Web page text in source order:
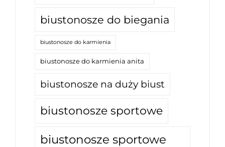
biustonosze do biegania
biustonosze do karmienia
biustonosze do karmienia anita
biustonosze na duży biust
biustonosze sportowe
biustonosze sportowe